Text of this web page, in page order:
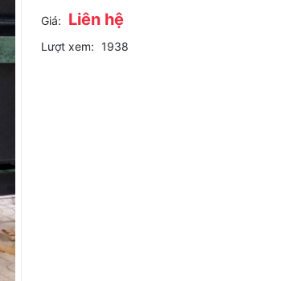
Giá: Liên hệ
Lượt xem: 1938